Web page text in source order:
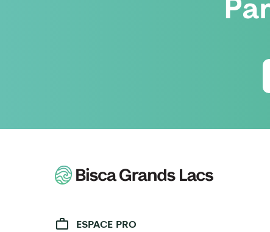
ESPACE PRO